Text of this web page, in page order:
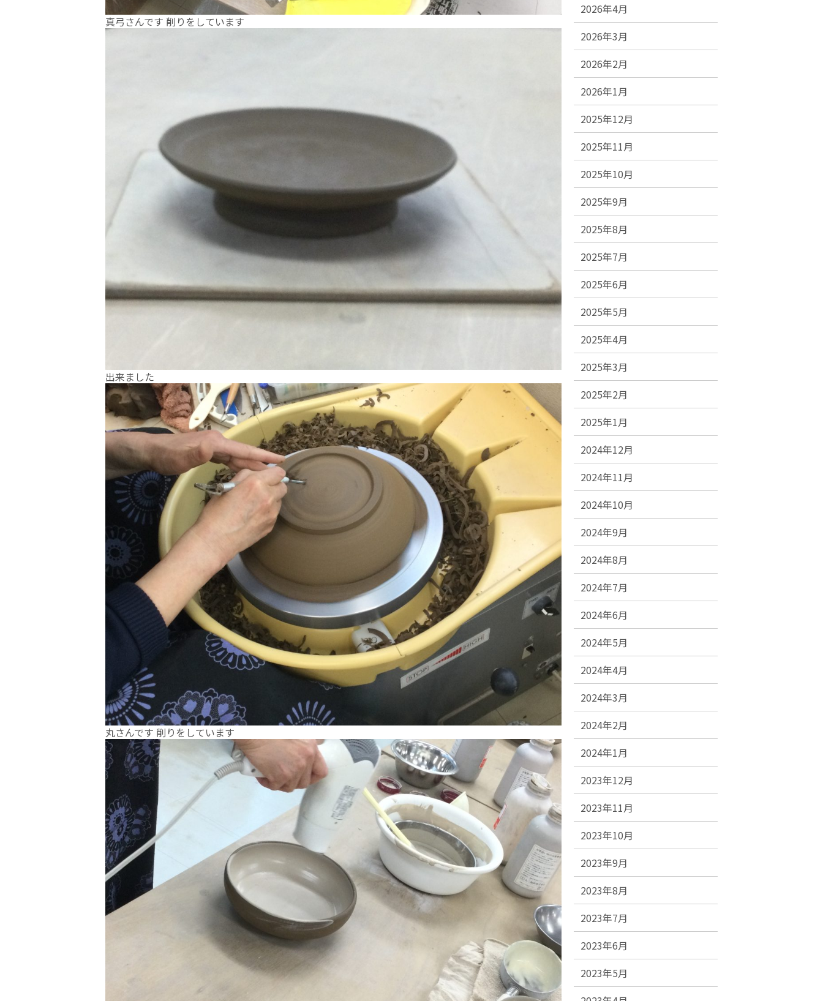
真弓さんです 削りをしています
出来ました
丸さんです 削りをしています
2026年4月
2026年3月
2026年2月
2026年1月
2025年12月
2025年11月
2025年10月
2025年9月
2025年8月
2025年7月
2025年6月
2025年5月
2025年4月
2025年3月
2025年2月
2025年1月
2024年12月
2024年11月
2024年10月
2024年9月
2024年8月
2024年7月
2024年6月
2024年5月
2024年4月
2024年3月
2024年2月
2024年1月
2023年12月
2023年11月
2023年10月
2023年9月
2023年8月
2023年7月
2023年6月
2023年5月